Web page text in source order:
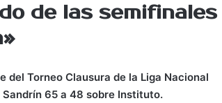
de las semifinales
del Torneo Clausura de la Liga Nacional
Sandrín 65 a 48 sobre Instituto.